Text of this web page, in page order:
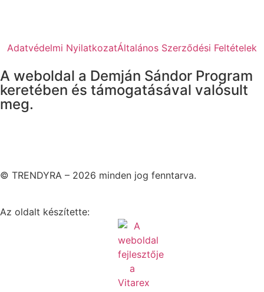
Adatvédelmi NyilatkozatÁltalános Szerződési Feltételek
A weboldal a Demján Sándor Program
keretében és támogatásával valósult
meg.
© TRENDYRA – 2026 minden jog fenntarva.
Az oldalt készítette: